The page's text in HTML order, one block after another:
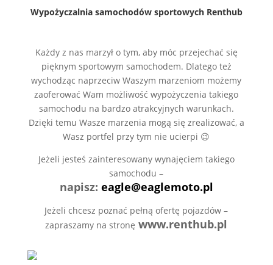
Wypożyczalnia samochodów sportowych Renthub
Każdy z nas marzył o tym, aby móc przejechać się
pięknym sportowym samochodem. Dlatego też
wychodząc naprzeciw Waszym marzeniom możemy
zaoferować Wam możliwość wypożyczenia takiego
samochodu na bardzo atrakcyjnych warunkach.
Dzięki temu Wasze marzenia mogą się zrealizować, a
Wasz portfel przy tym nie ucierpi 😉
Jeżeli jesteś zainteresowany wynajęciem takiego
samochodu –
napisz: eagle@eaglemoto.pl
Jeżeli chcesz poznać pełną ofertę pojazdów –
zapraszamy na stronę www.renthub.pl